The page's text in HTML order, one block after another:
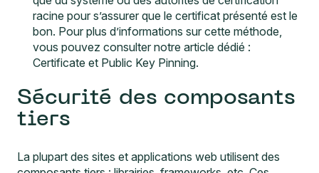
racine pour s’assurer que le certificat présenté est le
bon. Pour plus d’informations sur cette méthode,
vous pouvez consulter notre article dédié :
Certificate et Public Key Pinning.
Sécurité des composants
tiers
La plupart des sites et applications web utilisent des